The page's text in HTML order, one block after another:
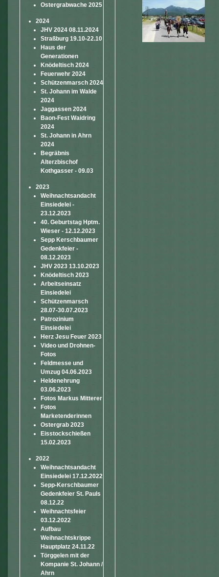
Ostergrabwache 2025
2024
JHV 2024 08.11.2024
Straßburg 19.10-22.10
Haus der
Generationen
Knödeltisch 2024
Feuerwehr 2024
Schützenmarsch 2024
St. Johann im Walde
2024
Jaggassen 2024
Baon-Fest Waidring
2024
St. Johann in Ahrn
2024
Begräbnis
Alterzbischof
Kothgasser - 09.03
2023
Weihnachtsandacht
Einsiedelei -
23.12.2023
40. Geburtstag Hptm.
Wieser - 12.12.2023
Sepp Kerschbaumer
Gedenkfeier -
08.12.2023
JHV 2023 13.10.2023
Knödeltisch 2023
Arbeitseinsatz
Einsiedelei
Schützenmarsch
28.07-30.07.2023
Patrozinium
Einsiedelei
Herz Jesu Feuer 2023
Video und Drohnen-
Fotos
Feldmesse und
Umzug 04.06.2023
Heldenehrung
03.06.2023
Fotos Markus Mitterer
Fotos
Marketenderinnen
Ostergrab 2023
Eisstockschießen
15.02.2023
2022
Weihnachtsandacht
Einsiedelei 17.12.2022
Sepp-Kerschbaumer
Gedenkfeier St. Pauls
08.12.22
Weihnachtsfeier
03.12.2022
Aufbau
Weihnachtskrippe
Hauptplatz 24.11.22
Törggelen mit der
Kompanie St. Johann /
Ahrn